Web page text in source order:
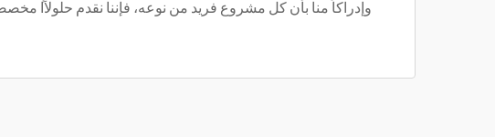
وإدراكاً منا بأن كل مشروع فريد من نوعه، فإننا نقدم حلولاًا